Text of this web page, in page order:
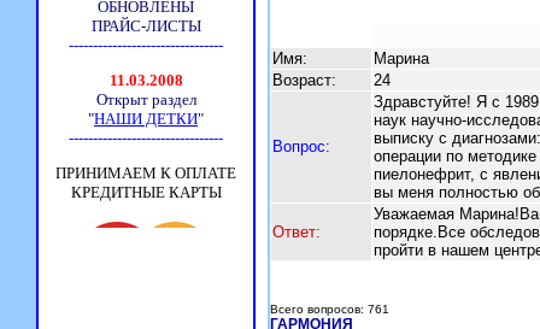
Имя:
Марина
Возраст:
24
Вопрос:
Здравстуйте! Я с
наук научно-
выписку с
операции по
пиелонефрит, с
вы меня полностью
Ответ:
Уважаемая
порядке.Все
пройти в нашем
Всего вопросов: 761
ГАРМОНИЯ